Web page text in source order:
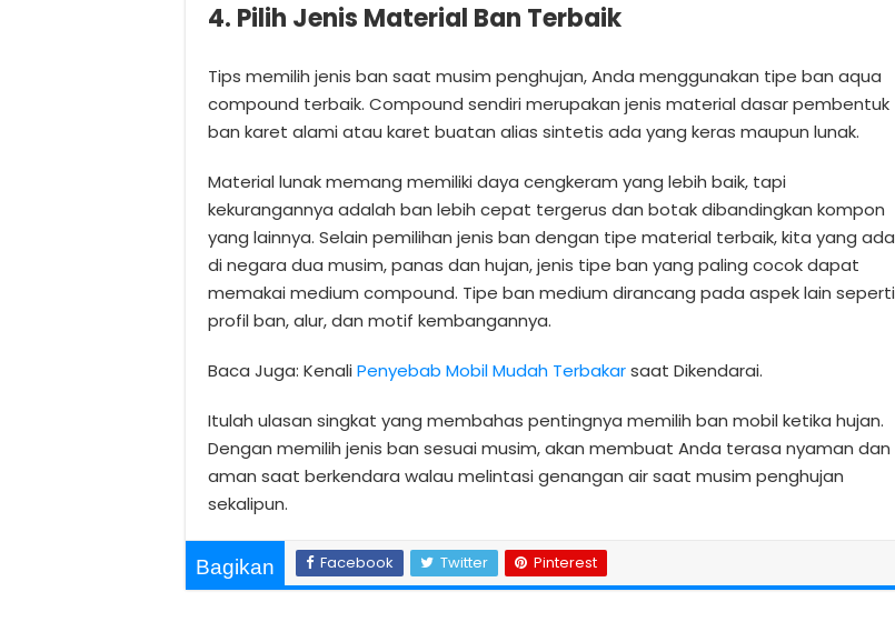
4. Pilih Jenis Material Ban Terbaik
Tips memilih jenis ban saat musim penghujan, Anda menggunakan tipe ban aqua
compound terbaik. Compound sendiri merupakan jenis material dasar pembentuk
ban karet alami atau karet buatan alias sintetis ada yang keras maupun lunak.
Material lunak memang memiliki daya cengkeram yang lebih baik, tapi
kekurangannya adalah ban lebih cepat tergerus dan botak dibandingkan kompon
yang lainnya. Selain pemilihan jenis ban dengan tipe material terbaik, kita yang ada
di negara dua musim, panas dan hujan, jenis tipe ban yang paling cocok dapat
memakai medium compound. Tipe ban medium dirancang pada aspek lain seperti
profil ban, alur, dan motif kembangannya.
Baca Juga: Kenali Penyebab Mobil Mudah Terbakarsaat Dikendarai.
Itulah ulasan singkat yang membahas pentingnya memilih ban mobil ketika hujan.
Dengan memilih jenis ban sesuai musim, akan membuat Anda terasa nyaman dan
aman saat berkendara walau melintasi genangan air saat musim penghujan
sekalipun.
Bagikan Facebook Twitter Pinterest